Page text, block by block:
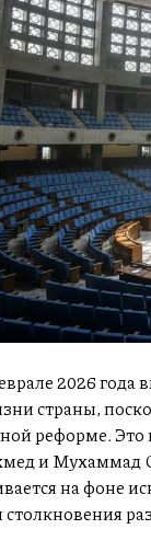
2026
страны,
реформе. Это
и Мухаммад
на фоне